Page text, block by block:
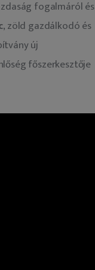
fogalmáról és
, zöld gazdálkodó és
új
főszerkesztője